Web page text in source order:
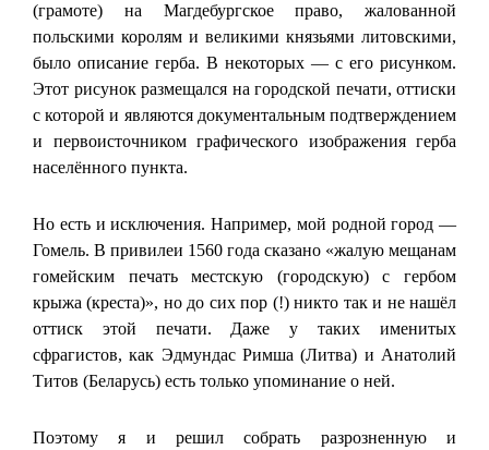
(грамоте) на Магдебургское право, жалованной
польскими королям и великими князьями литовскими,
было описание герба. В некоторых — с его рисунком.
Этот рисунок размещался на городской печати, оттиски
с которой и являются документальным подтверждением
и первоисточником графического изображения герба
населённого пункта.
Но есть и исключения. Например, мой родной город —
Гомель. В привилеи 1560 года сказано «жалую мещанам
гомейским печать местскую (городскую) с гербом
крыжа (креста)», но до сих пор (!) никто так и не нашёл
оттиск этой печати. Даже у таких именитых
сфрагистов, как Эдмундас Римша (Литва) и Анатолий
Титов (Беларусь) есть только упоминание о ней.
Поэтому я и решил собрать разрозненную и